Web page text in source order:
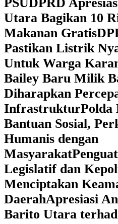
Utara Bagikan 10
Makanan Gratis
Pastikan Listrik
Untuk Warga
Bailey Baru Milik
Diharapkan
InfrastrukturPolda
Bantuan Sosial,
Humanis dengan
Masyarakat
Legislatif dan
Menciptakan
DaerahApresiasi
Barito Utara